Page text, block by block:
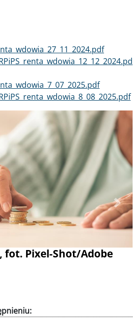
fot. Pixel-Shot/Adobe
Dalej